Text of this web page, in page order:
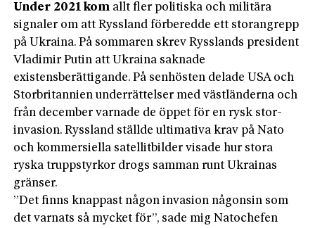
Under 2021 kom allt fler politiska och militära
signaler om att Ryssland förberedde ett storangrepp
på Ukraina. På sommaren skrev Rysslands president
Vladimir Putin att Ukraina saknade
existensberättigande. På senhösten delade USA och
Storbritannien underrättelser med västländerna och
från december varnade de öppet för en rysk stor­
invasion. Ryssland ställde ultimativa krav på Nato
och kommersiella satellitbilder visade hur stora
ryska truppstyrkor drogs samman runt Ukrainas
gränser.
”Det finns knappast någon invasion någonsin som
det varnats så mycket för”, sade mig Nato­chefen